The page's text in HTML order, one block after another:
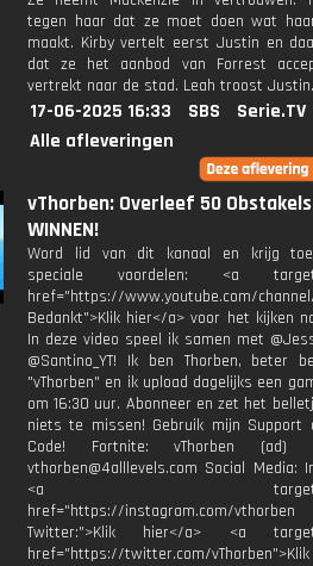
tegen haar dat ze moet doen wat
maakt. Kirby vertelt eerst Justin en
dat ze het aanbod van Forrest
vertrekt naar de stad. Leah troost Justin.
17-06-2025 16:33 SBS
Serie.TV
Alle afleveringen
vThorben: Overleef 50
WINNEN!
Word lid van dit kanaal en krijg
speciale voordelen: <a
href="https://www.youtube.com/channel/
Bedankt">Klik hier</a> voor het kijken
In deze video speel ik samen met
@Santino_YT! Ik ben Thorben, beter
"vThorben" en ik upload dagelijks een
om 16:30 uur. Abonneer en zet het
niets te missen! Gebruik mijn Support
Code! Fortnite: vThorben (ad)
vthorben@4alllevels.com Social Media:
<a
href="https://instagram.com/vthorben
Twitter:">Klik hier</a> <a
href="https://twitter.com/